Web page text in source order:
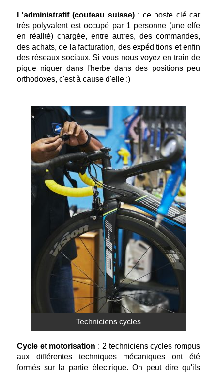
L'administratif (couteau suisse): ce poste clé car
très polyvalent est occupé par 1 personne (une elfe
en réalité) chargée, entre autres, des commandes,
des achats, de la facturation, des expéditions et enfin
des réseaux sociaux. Si vous nous voyez en train de
pique niquer dans l'herbe dans des positions peu
orthodoxes, c'est à cause d'elle :)
Techniciens cycles
Cycle et motorisation : 2 techniciens cycles rompus
aux différentes techniques mécaniques ont été
formés sur la partie électrique. On peut dire qu'ils